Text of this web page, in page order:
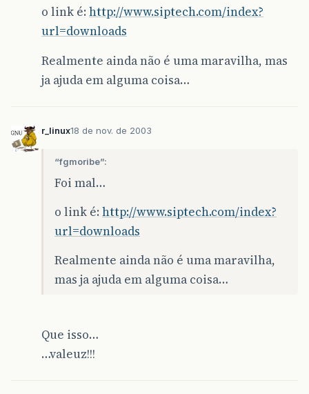
o link é: http://www.siptech.com/index?
url=downloads
Realmente ainda não é uma maravilha, mas
ja ajuda em alguma coisa…
r_linux18 de nov. de 2003
“fgmoribe”:
Foi mal…
o link é: http://www.siptech.com/index?
url=downloads
Realmente ainda não é uma maravilha,
mas ja ajuda em alguma coisa…
Que isso…
…valeuz!!!